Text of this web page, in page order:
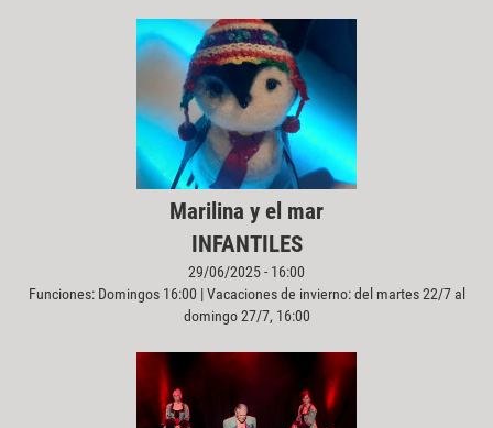
Marilina y el mar
INFANTILES
29/06/2025 - 16:00
Funciones: Domingos 16:00 | Vacaciones de invierno: del martes 22/7 al
domingo 27/7, 16:00